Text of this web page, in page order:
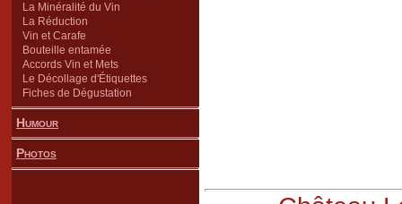
La Minéralité du Vin
La Réduction
Vin et Carafe
Bouteille entamée
Accords Vin et Mets
Le Décollage d'Étiquettes
Fiches de Dégustation
Humour
Photos